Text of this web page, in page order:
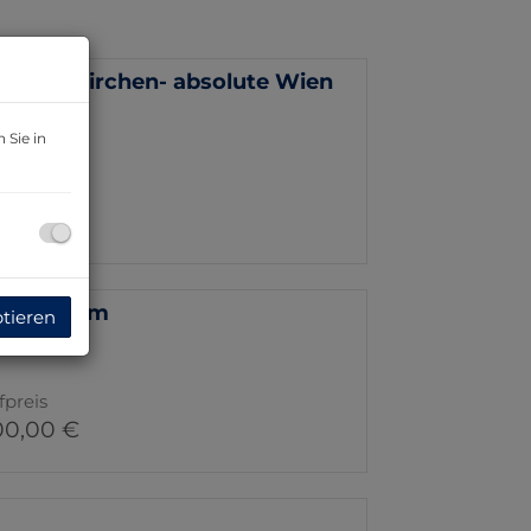
absolute Wien
€
Wagram
€
Sie in